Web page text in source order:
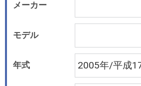
メーカー
モデル
年式